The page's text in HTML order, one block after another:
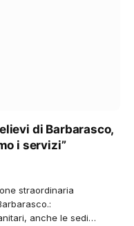
di Barbarasco,
i servizi”
straordinaria
anche le sedi…